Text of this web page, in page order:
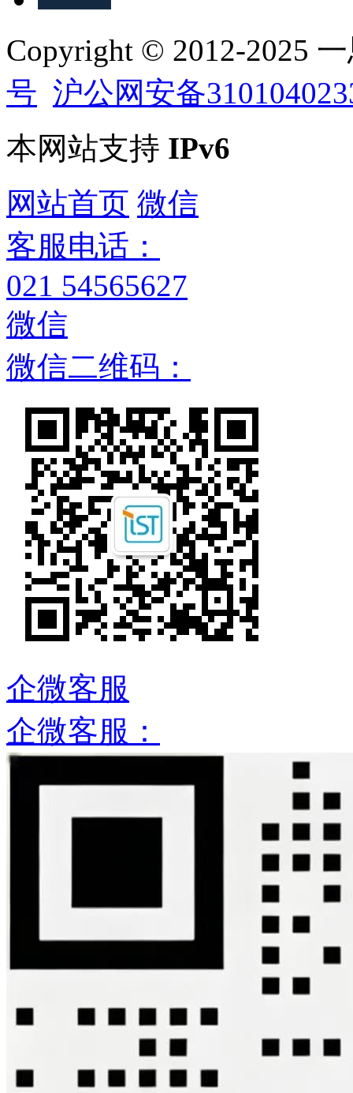
Copyright © 2012-2025
号 沪公网安备
本网站支持 IPv6
网站首页 微信
客服电话：
021 54565627
微信
微信二维码：
企微客服
企微客服：